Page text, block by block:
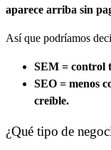
aparece arriba sin
Así que podríamos
SEM = control
SEO = menos
creíble.
¿Qué tipo de